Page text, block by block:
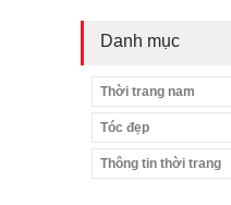
Danh mục
Thời trang nam
Tóc đẹp
Thông tin thời trang